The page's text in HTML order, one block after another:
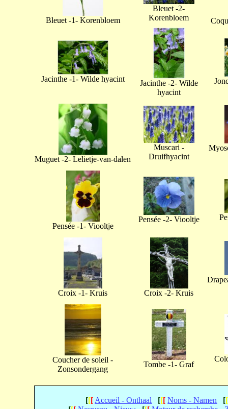
Bleuet -1- Korenbloem
Bleuet -2-
Korenbloem
Jacinthe -1- Wilde hyacint
Jacinthe -2- Wilde
hyacint
Muguet -2- Lelietje-van-dalen
Muscari -
Druifhyacint
Pensée -1- Viooltje
Pensée -2- Viooltje
Croix -1- Kruis Croix -2- Kruis
Coucher de soleil -
Zonsondergang
Tombe -1- Graf
[[[ Accueil - Onthaal [[[ Noms - Namen [[